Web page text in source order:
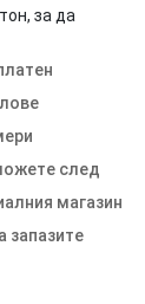
за да
след
магазин
запазите